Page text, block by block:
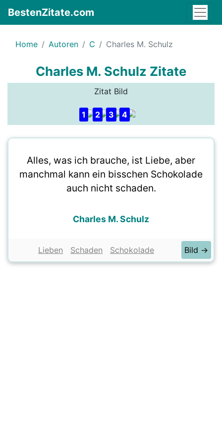
BestenZitate.com
Home Autoren C Charles M. Schulz
Charles M. Schulz Zitate
Zitat Bild
1 2 3 4
Alles, was ich brauche, ist Liebe, aber
manchmal kann ein bisschen Schokolade
auch nicht schaden.
Charles M. Schulz
Lieben Schaden Schokolade Bild →